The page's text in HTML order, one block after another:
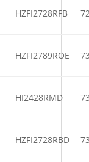
HZFI2728RFB
HZFI2789ROE
HI2428RMD
HZFI2728RBD